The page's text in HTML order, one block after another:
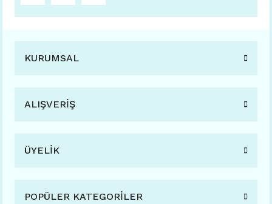
KURUMSAL
ALIŞVERİŞ
ÜYELİK
POPÜLER KATEGORİLER